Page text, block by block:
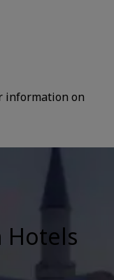
information on
Hotels